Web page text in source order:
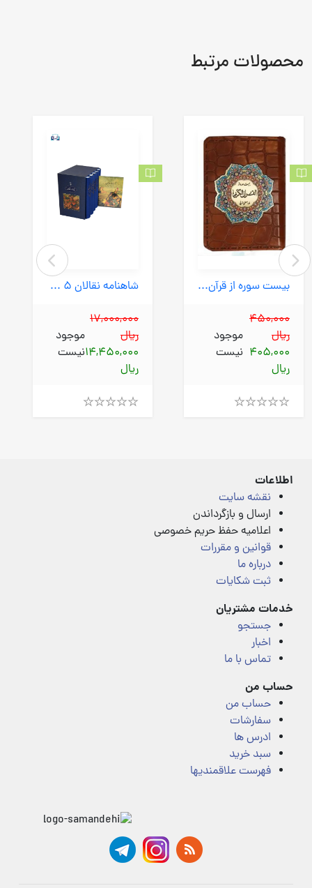
محصولات مرتبط
شاهنامه نقالان 5 جلدی (ققنوس) رقعی قابدار با cd
17,000,000
ریال
14,450,000
ریال
موجود
نیست
بیست سوره از قرآن کریم (پیام عدالت) اشرفی لقمه ای چرم گلاسه پلاکدار قمشه ای
450,000
ریال
405,000
ریال
موجود
نیست
اطلاعات
نقشه سایت
ارسال و بازگرداندن
اعلامیه حفظ حریم خصوصی
قوانین و مقررات
درباره ما
ثبت شکایات
خدمات مشتریان
جستجو
اخبار
تماس با ما
حساب من
حساب من
سفارشات
ادرس ها
سبد خرید
فهرست علاقمندیها